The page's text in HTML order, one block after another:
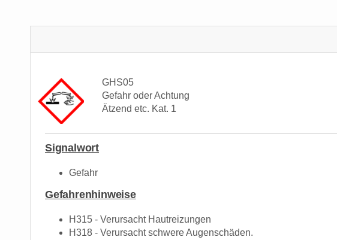
GHS05
Gefahr oder Achtung
Ätzend etc. Kat. 1
Signalwort
Gefahr
Gefahrenhinweise
H315 - Verursacht Hautreizungen
H318 - Verursacht schwere Augenschäden.